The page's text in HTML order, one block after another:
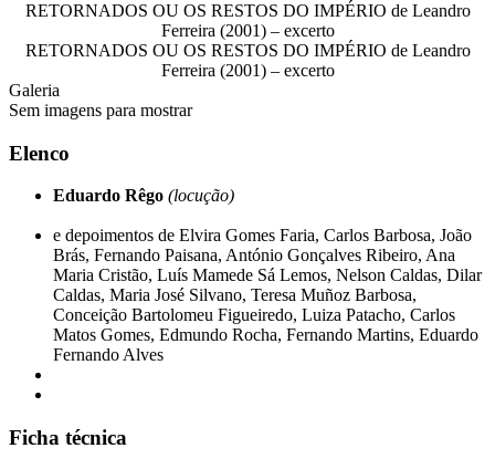
RETORNADOS OU OS RESTOS DO IMPÉRIO de Leandro
Ferreira (2001) – excerto
RETORNADOS OU OS RESTOS DO IMPÉRIO de Leandro
Ferreira (2001) – excerto
Galeria
Sem imagens para mostrar
Elenco
Eduardo Rêgo (locução)
e depoimentos de Elvira Gomes Faria, Carlos Barbosa, João
Brás, Fernando Paisana, António Gonçalves Ribeiro, Ana
Maria Cristão, Luís Mamede Sá Lemos, Nelson Caldas, Dilar
Caldas, Maria José Silvano, Teresa Muñoz Barbosa,
Conceição Bartolomeu Figueiredo, Luiza Patacho, Carlos
Matos Gomes, Edmundo Rocha, Fernando Martins, Eduardo
Fernando Alves
Ficha técnica